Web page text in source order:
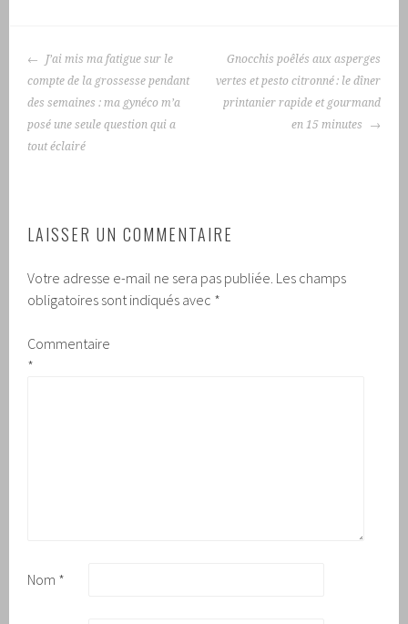
NAVIGATION
DES
ARTICLES
J’ai mis ma fatigue sur le
compte de la grossesse pendant
des semaines : ma gynéco m’a
posé une seule question qui a
tout éclairé
Gnocchis poêlés aux asperges
vertes et pesto citronné : le dîner
printanier rapide et gourmand
en 15 minutes
LAISSER UN COMMENTAIRE
Votre adresse e-mail ne sera pas publiée. Les champs
obligatoires sont indiqués avec *
Commentaire
*
Nom *